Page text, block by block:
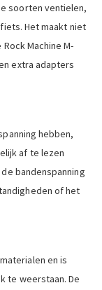
soorten ventielen,
Het maakt niet
Machine M-
extra adapters
hebben,
af te lezen
bandenspanning
of het
en is
te weerstaan. De